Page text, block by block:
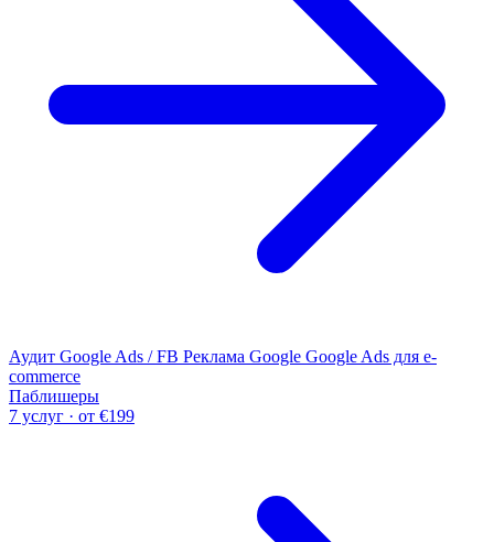
Аудит Google Ads / FB Реклама Google Google Ads для e-
commerce
Паблишеры
7 услуг · от €199